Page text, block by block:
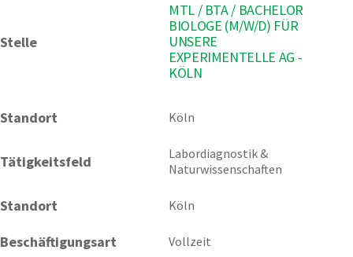
Stelle
MTL / BTA / BACHELOR
BIOLOGE (M/W/D) FÜR
UNSERE
EXPERIMENTELLE AG -
KÖLN
Standort Köln
Tätigkeitsfeld
Labordiagnostik &
Naturwissenschaften
Standort Köln
Beschäftigungsart Vollzeit